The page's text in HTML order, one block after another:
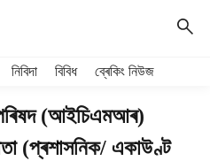
নিবিদা বিবিধ ব্ৰেকিং নিউজ
পৰিষদ (আইচিএমআৰ)
(প্ৰশাসনিক/ একাউণ্ট